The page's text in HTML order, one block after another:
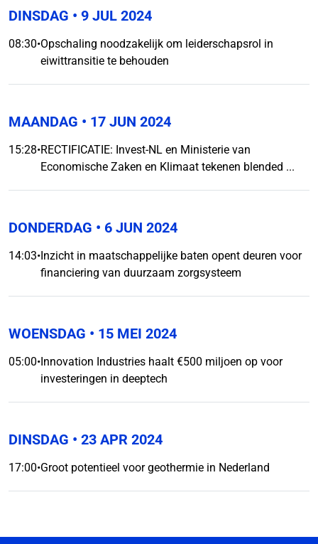
DINSDAG • 9 JUL 2024
08:30•Opschaling noodzakelijk om leiderschapsrol in
eiwittransitie te behouden
MAANDAG • 17 JUN 2024
15:28•RECTIFICATIE: Invest-NL en Ministerie van
Economische Zaken en Klimaat tekenen blended ...
DONDERDAG • 6 JUN 2024
14:03•Inzicht in maatschappelijke baten opent deuren voor
financiering van duurzaam zorgsysteem
WOENSDAG • 15 MEI 2024
05:00•Innovation Industries haalt €500 miljoen op voor
investeringen in deeptech
DINSDAG • 23 APR 2024
17:00•Groot potentieel voor geothermie in Nederland